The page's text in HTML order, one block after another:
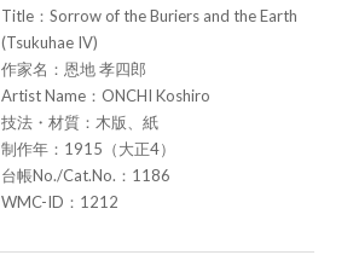
Title：Sorrow of the Buriers and the Earth
(Tsukuhae IV)
作家名：恩地 孝四郎
Artist Name：ONCHI Koshiro
技法・材質：木版、紙
制作年：1915（大正4）
台帳No./Cat.No.：1186
WMC-ID：1212